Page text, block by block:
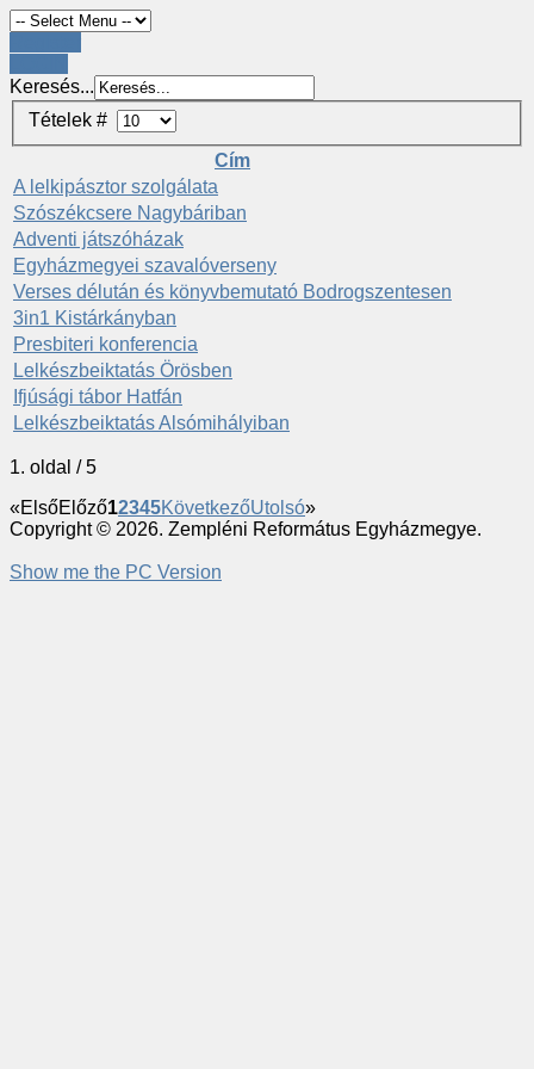
Keresés...
Tételek #
Cím
A lelkipásztor szolgálata
Szószékcsere Nagybáriban
Adventi játszóházak
Egyházmegyei szavalóverseny
Verses délután és könyvbemutató Bodrogszentesen
3in1 Kistárkányban
Presbiteri konferencia
Lelkészbeiktatás Örösben
Ifjúsági tábor Hatfán
Lelkészbeiktatás Alsómihályiban
1. oldal / 5
«ElsőElőző12345KövetkezőUtolsó»
Copyright © 2026. Zempléni Református Egyházmegye.
Show me the PC Version